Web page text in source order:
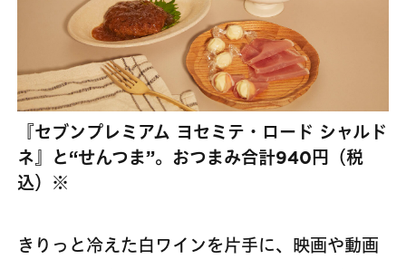
『セブンプレミアム ヨセミテ・ロード シャルド
ネ』と“せんつま”。おつまみ合計940円（税
込）※
きりっと冷えた白ワインを片手に、映画や動画